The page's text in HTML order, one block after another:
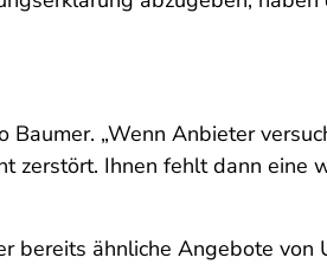
„Wenn Anbieter
zerstört. Ihnen fehlt dann eine
bereits ähnliche Angebote von